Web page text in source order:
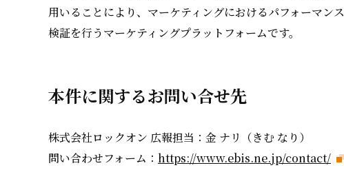
用いることにより、マーケティングにおけるパフォーマン
検証を行うマーケティングプラットフォームです。
本件に関するお問い合せ先
株式会社ロックオン 広報担当：金 ナリ（きむ なり）
問い合わせフォーム： https://www.ebis.ne.jp/contact/